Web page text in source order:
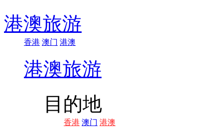
港澳旅游
香港 澳门 港澳
港澳旅游
目的地
香港 澳门 港澳